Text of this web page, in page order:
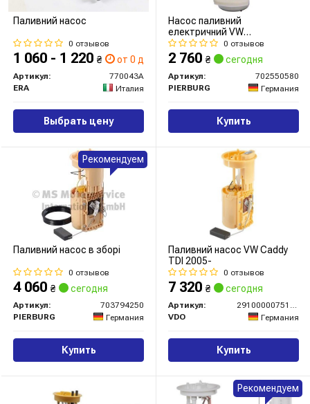
Паливний насос
0 отзывов
1 060 - 1 220 ₴ от 0 дн.
Артикул:
770043A
ERA
Италия
Выбрать цену
Насос паливний
електричний VW
Golf/Sharan/Transporter
\'\'1.8-2.8 \'\'90-01
0 отзывов
2 760 ₴ сегодня
Артикул:
702550580
PIERBURG
Германия
Купить
Паливний насос в зборі
0 отзывов
4 060 ₴ сегодня
Артикул:
703794250
PIERBURG
Германия
Купить
Рекомендуем
Паливний насос VW Caddy
TDI 2005-
0 отзывов
7 320 ₴ сегодня
Артикул:
2910000075100
VDO
Германия
Купить
Рекомендуем